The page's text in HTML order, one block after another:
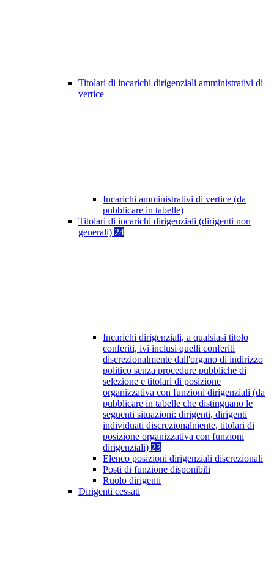
Titolari di incarichi dirigenziali amministrativi di
vertice
Incarichi amministrativi di vertice (da
pubblicare in tabelle)
Titolari di incarichi dirigenziali (dirigenti non
generali) 24
Incarichi dirigenziali, a qualsiasi titolo
conferiti, ivi inclusi quelli conferiti
discrezionalmente dall'organo di indirizzo
politico senza procedure pubbliche di
selezione e titolari di posizione
organizzativa con funzioni dirigenziali (da
pubblicare in tabelle che distinguano le
seguenti situazioni: dirigenti, dirigenti
individuati discrezionalmente, titolari di
posizione organizzativa con funzioni
dirigenziali) 23
Elenco posizioni dirigenziali discrezionali
Posti di funzione disponibili
Ruolo dirigenti
Dirigenti cessati